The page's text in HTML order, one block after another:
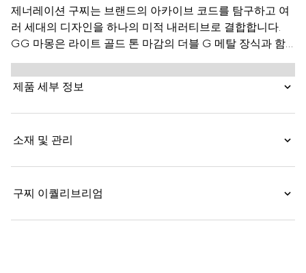
제너레이션 구찌는 브랜드의 아카이브 코드를 탐구하고 여
러 세대의 디자인을 하나의 미적 내러티브로 결합합니다.
GG 마몽은 라이트 골드 톤 마감의 더블 G 메탈 장식과 함
께 신선한 컬러 팔레트의 미니 실루엣을 포함합니다.
제품 세부 정보
소재 및 관리
구찌 이퀄리브리엄